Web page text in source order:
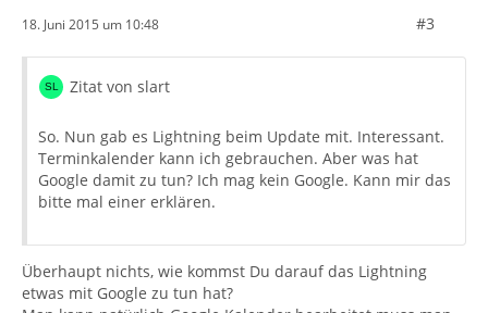
18. Juni 2015 um 10:48 #3
Zitat von slart
So. Nun gab es Lightning beim Update mit. Interessant.
Terminkalender kann ich gebrauchen. Aber was hat
Google damit zu tun? Ich mag kein Google. Kann mir das
bitte mal einer erklären.
Überhaupt nichts, wie kommst Du darauf das Lightning
etwas mit Google zu tun hat?